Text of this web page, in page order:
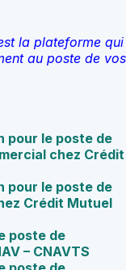
la plateforme qui
au poste de vos
pour le poste de
chez Crédit
pour le poste de
Crédit Mutuel
poste de
– CNAVTS